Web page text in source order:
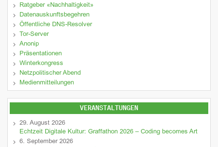
Ratgeber «Nachhaltigkeit»
Datenauskunftsbegehren
Öffentliche DNS-Resolver
Tor-Server
Anonip
Präsentationen
Winterkongress
Netzpolitischer Abend
Medienmitteilungen
VERANSTALTUNGEN
29. August 2026
Echtzeit Digitale Kultur: Graffathon 2026 – Coding becomes Art
6. September 2026